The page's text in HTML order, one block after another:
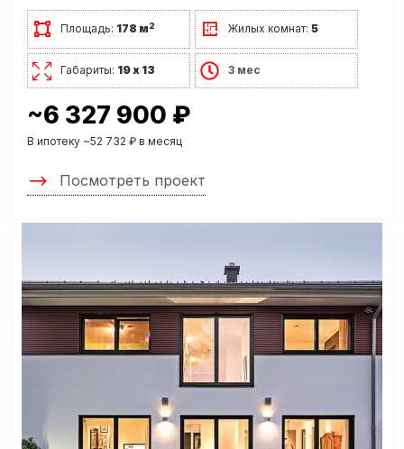
Площадь: 178 м2 Жилых комнат:5
Габариты: 19 х 13 3 мес
~6 327 900 ₽
В ипотеку ~52 732 ₽ в месяц
Посмотреть проект